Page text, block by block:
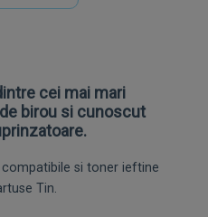
cei mai mari
birou si cunoscut
si toner ieftine
Tin.